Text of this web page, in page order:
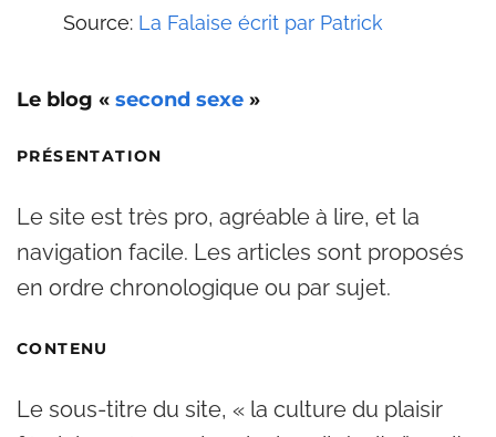
Source: La Falaise écrit par Patrick
Le blog « second sexe »
PRÉSENTATION
Le site est très pro, agréable à lire, et la
navigation facile. Les articles sont proposés
en ordre chronologique ou par sujet.
CONTENU
Le sous-titre du site, « la culture du plaisir